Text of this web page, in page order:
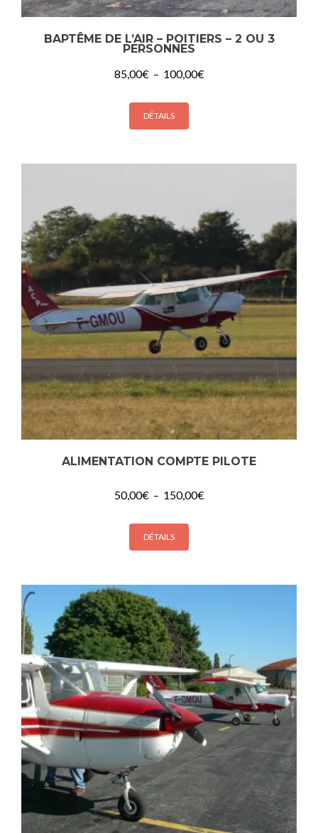
BAPTÊME DE L’AIR – POITIERS – 2 OU 3
PERSONNES
85,00€ – 100,00€Plage
DÉTAILS
ALIMENTATION COMPTE PILOTE
50,00€ – 150,00€Plage
DÉTAILS